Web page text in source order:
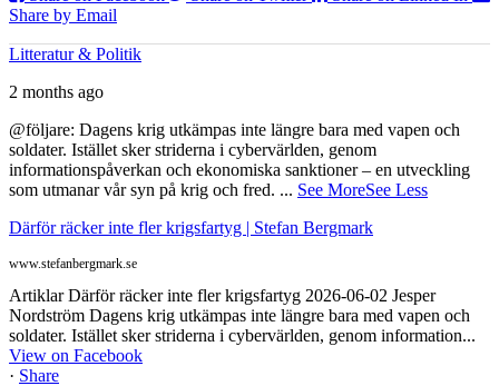
Share by Email
Litteratur & Politik
2 months ago
@följare: Dagens krig utkämpas inte längre bara med vapen och
soldater. Istället sker striderna i cybervärlden, genom
informationspåverkan och ekonomiska sanktioner – en utveckling
som utmanar vår syn på krig och fred. ... See MoreSee Less
Därför räcker inte fler krigsfartyg | Stefan Bergmark
www.stefanbergmark.se
Artiklar Därför räcker inte fler krigsfartyg 2026-06-02 Jesper
Nordström Dagens krig utkämpas inte längre bara med vapen och
soldater. Istället sker striderna i cybervärlden, genom information...
View on Facebook
· Share